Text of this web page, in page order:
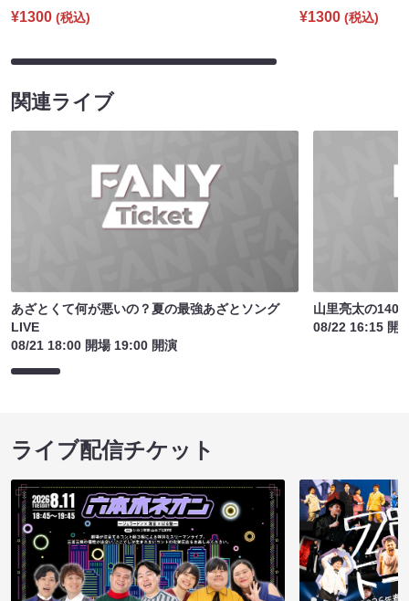
¥1300 (税込)
¥1300 (税込)
関連ライブ
あざとくて何が悪いの？夏の最強あざとソング
LIVE
08/21 18:00 開場 19:00 開演
山里亮太の140
08/22 16:15 開
ライブ配信チケット